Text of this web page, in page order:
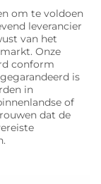
om te voldoen
leverancier
van het
Onze
conform
is
in
of
dat de